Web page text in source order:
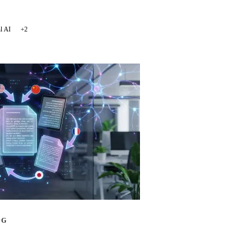
AI +2